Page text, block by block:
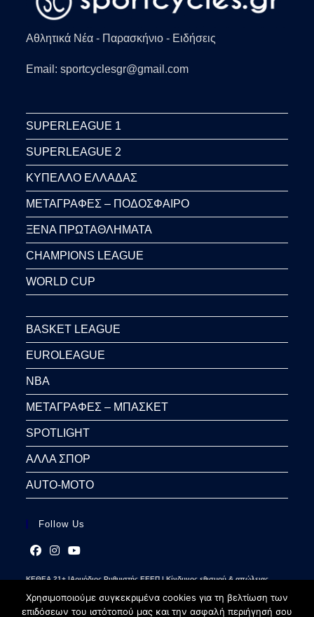
Αθλητικά Νέα - Παρασκήνιο - Ειδήσεις
Email: sportcyclesgr@gmail.com
SUPERLEAGUE 1
SUPERLEAGUE 2
ΚΥΠΕΛΛΟ ΕΛΛΑΔΑΣ
ΜΕΤΑΓΡΑΦΕΣ – ΠΟΔΟΣΦΑΙΡΟ
ΞΕΝΑ ΠΡΩΤΑΘΛΗΜΑΤΑ
CHAMPIONS LEAGUE
WORLD CUP
BASKET LEAGUE
EUROLEAGUE
NBA
ΜΕΤΑΓΡΑΦΕΣ – ΜΠΑΣΚΕΤ
SPOTLIGHT
ΑΛΛΑ ΣΠΟΡ
AUTO-MOTO
Follow Us
in
a
new
in
a
new
in
a
new
ΚΕΘΕΑ 21+ |Αρμόδιος Ρυθμιστής ΕΕΕΠ | Κίνδυνος εθισμού & απώλειας
Χρησιμοποιούμε συγκεκριμένα cookies για τη βελτίωση των
επιδόσεων του ιστότοπού μας και την ασφαλή περιήγησή σου